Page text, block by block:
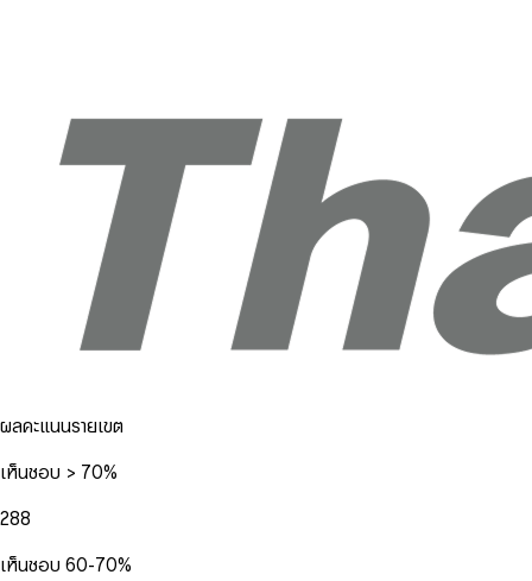
ผลคะแนนรายเขต
เห็นชอบ > 70%
288
เห็นชอบ 60-70%